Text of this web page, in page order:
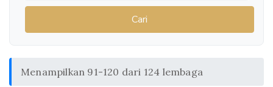
Cari
Menampilkan 91-120 dari 124 lembaga